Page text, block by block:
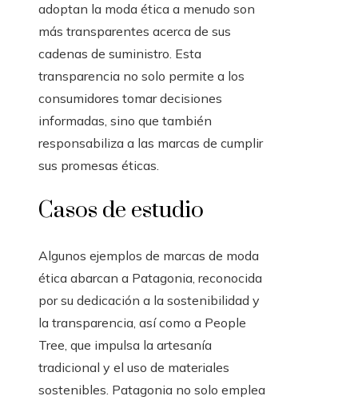
adoptan la moda ética a menudo son
más transparentes acerca de sus
cadenas de suministro. Esta
transparencia no solo permite a los
consumidores tomar decisiones
informadas, sino que también
responsabiliza a las marcas de cumplir
sus promesas éticas.
Casos de estudio
Algunos ejemplos de marcas de moda
ética abarcan a Patagonia, reconocida
por su dedicación a la sostenibilidad y
la transparencia, así como a People
Tree, que impulsa la artesanía
tradicional y el uso de materiales
sostenibles. Patagonia no solo emplea